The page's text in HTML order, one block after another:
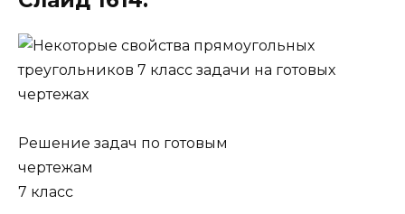
Решение задач по готовым
чертежам
7 класс